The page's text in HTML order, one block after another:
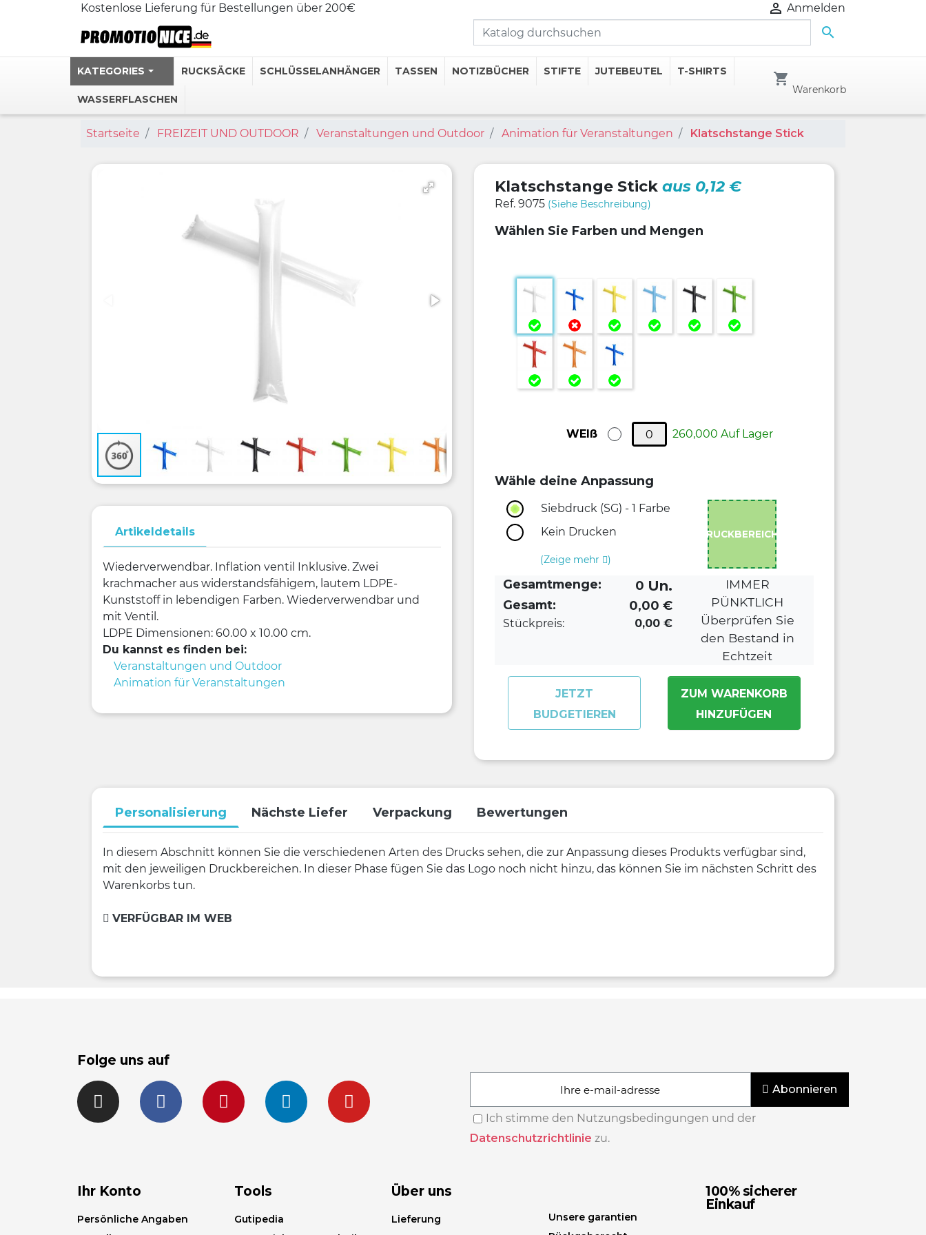
Kostenlose Lieferung für Bestellungen über 200€  Anmelden

KATEGORIES
Personalisierte Tassen
RUCKSÄCKE SCHLÜSSELANHÄNGER TASSEN NOTIZBÜCHER STIFTE JUTEBEUTEL T-SHIRTS
WASSERFLASCHEN
shopping_cart
Warenkorb
Startseite FREIZEIT UND OUTDOOR Veranstaltungen und Outdoor Animation für Veranstaltungen Klatschstange Stick
Klatschstange Stick aus 0,12 €
Ref. 9075 (Siehe Beschreibung)
Wählen Sie Farben und Mengen
WEIß 260,000 Auf Lager
Wähle deine Anpassung
Siebdruck (SG) - 1 Farbe
Kein Drucken
(Zeige mehr )
DRUCKBEREICHE
Gesamtmenge: 0 Un.
Gesamt: 0,00 €
Stückpreis: 0,00 €
IMMER
PÜNKTLICH
Überprüfen Sie
den Bestand in
Echtzeit
JETZT
BUDGETIEREN
ZUM WARENKORB
HINZUFÜGEN
Artikeldetails
Wiederverwendbar. Inflation ventil Inklusive. Zwei
krachmacher aus widerstandsfähigem, lautem LDPE-
Kunststoff in lebendigen Farben. Wiederverwendbar und
mit Ventil.
LDPE Dimensionen: 60.00 x 10.00 cm.
Du kannst es finden bei:
Veranstaltungen und Outdoor
Animation für Veranstaltungen
Personalisierung Nächste Liefer Verpackung Bewertungen
In diesem Abschnitt können Sie die verschiedenen Arten des Drucks sehen, die zur Anpassung dieses Produkts verfügbar sind,
mit den jeweiligen Druckbereichen. In dieser Phase fügen Sie das Logo noch nicht hinzu, das können Sie im nächsten Schritt des
Warenkorbs tun.
VERFÜGBAR IM WEB
Folge uns auf
Abonnieren
Ich stimme den Nutzungsbedingungen und der
Datenschutzrichtlinie zu.
Ihr Konto
Persönliche Angaben
Tools
Gutipedia
Über uns
Lieferung
Unsere garantien
100% sicherer
Einkauf